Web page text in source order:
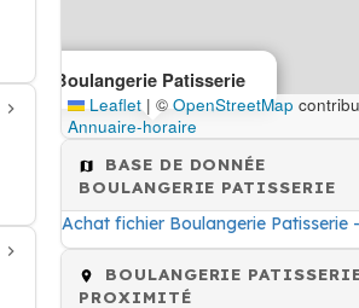
Boulangerie Patisserie
Leaflet | © OpenStreetMap
Annuaire-horaire
BASE DE DONNÉE
BOULANGERIE PATISSERIE
Achat fichier Boulangerie Patisserie
BOULANGERIE
PROXIMITÉ